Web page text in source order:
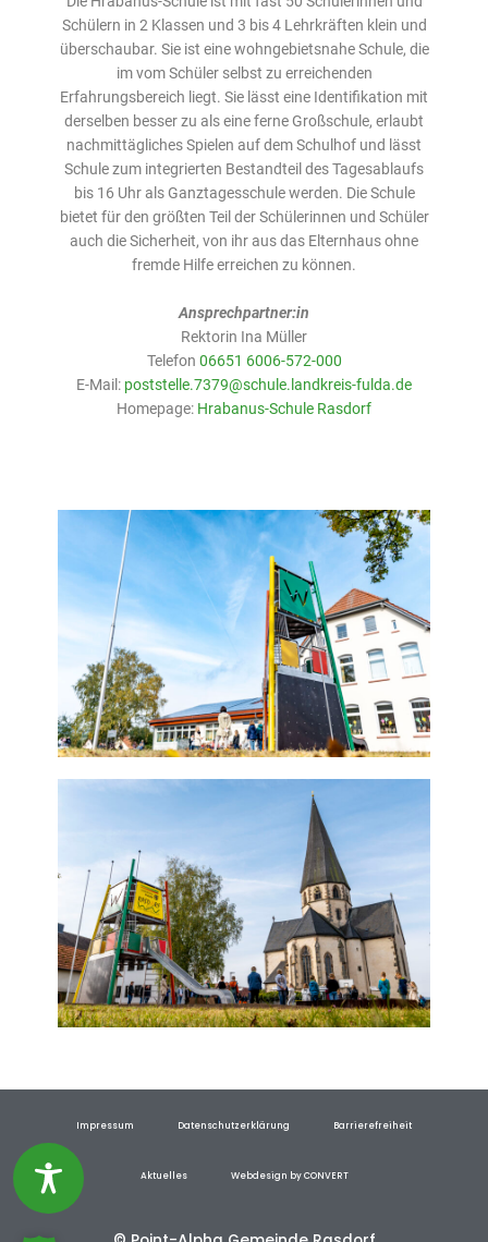
Schülern in 2 Klassen und 3 bis 4 Lehrkräften klein und
überschaubar. Sie ist eine wohngebietsnahe Schule, die
im vom Schüler selbst zu erreichenden
Erfahrungsbereich liegt. Sie lässt eine Identifikation mit
derselben besser zu als eine ferne Großschule, erlaubt
nachmittägliches Spielen auf dem Schulhof und lässt
Schule zum integrierten Bestandteil des Tagesablaufs
bis 16 Uhr als Ganztagesschule werden. Die Schule
bietet für den größten Teil der Schülerinnen und Schüler
auch die Sicherheit, von ihr aus das Elternhaus ohne
fremde Hilfe erreichen zu können.
Ansprechpartner:in
Rektorin Ina Müller
Telefon 06651 6006-572-000
E-Mail: poststelle.7379@schule.landkreis-fulda.de
Homepage: Hrabanus-Schule Rasdorf
Impressum Datenschutzerklärung Barrierefreiheit
Aktuelles Webdesign by CONVERT